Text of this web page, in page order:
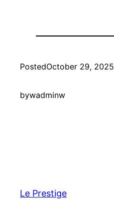
PostedOctober 29, 2025
bywadminw
Le Prestige